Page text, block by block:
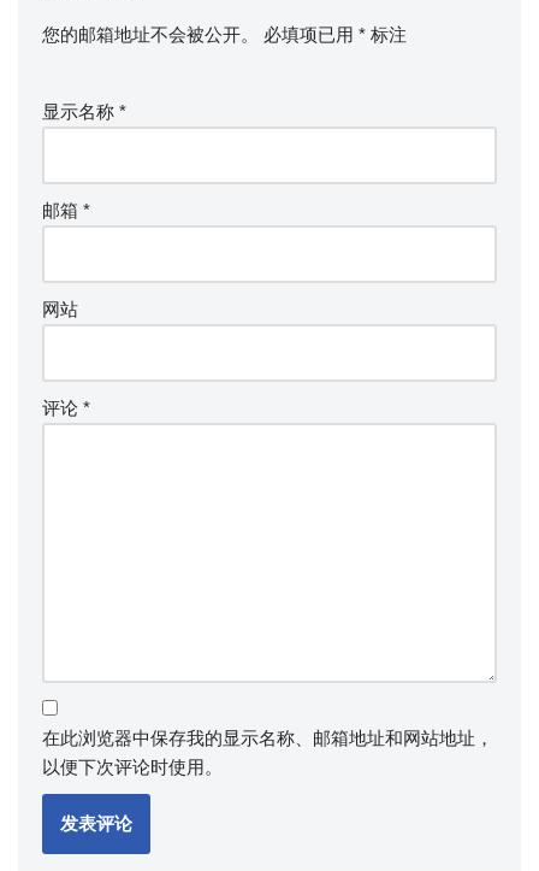
您的邮箱地址不会被公开。 必填项已用 * 标注
显示名称 *
邮箱 *
网站
评论 *
在此浏览器中保存我的显示名称、邮箱地址和网站地址，
以便下次评论时使用。